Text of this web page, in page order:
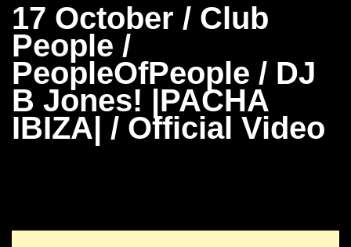
17 October / Club
People /
PeopleOfPeople / DJ
B Jones! |PACHA
IBIZA| / Official Video